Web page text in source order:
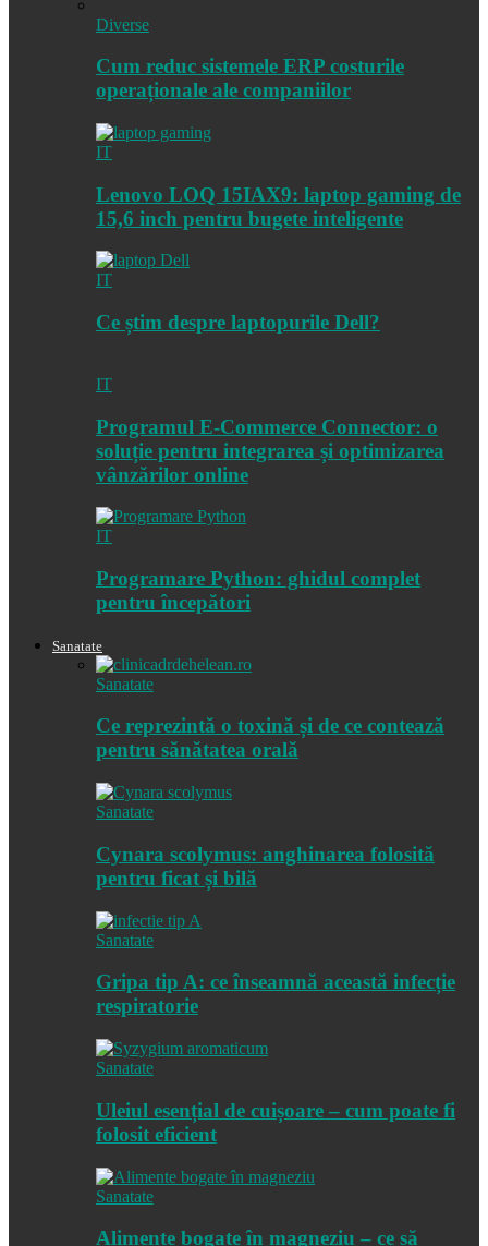
Diverse
Cum reduc sistemele ERP costurile
operaționale ale companiilor
IT
Lenovo LOQ 15IAX9: laptop gaming de
15,6 inch pentru bugete inteligente
IT
Ce știm despre laptopurile Dell?
IT
Programul E-Commerce Connector: o
soluție pentru integrarea și optimizarea
vânzărilor online
IT
Programare Python: ghidul complet
pentru începători
Sanatate
Sanatate
Ce reprezintă o toxină și de ce contează
pentru sănătatea orală
Sanatate
Cynara scolymus: anghinarea folosită
pentru ficat și bilă
Sanatate
Gripa tip A: ce înseamnă această infecție
respiratorie
Sanatate
Uleiul esențial de cuișoare – cum poate fi
folosit eficient
Sanatate
Alimente bogate în magneziu – ce să